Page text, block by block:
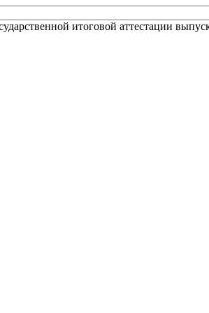
итоговой аттестации